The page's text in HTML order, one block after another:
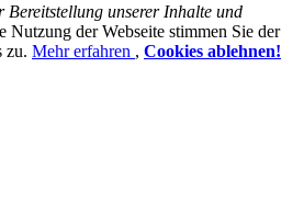
Bereitstellung unserer Inhalte und
Nutzung der Webseite stimmen Sie der
zu. Mehr erfahren , Cookies ablehnen!